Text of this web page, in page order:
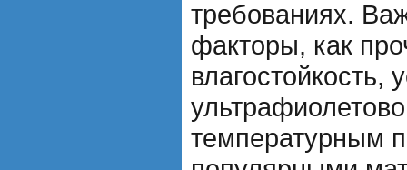
требованиях.
факторы, как
влагостойкость,
температурным